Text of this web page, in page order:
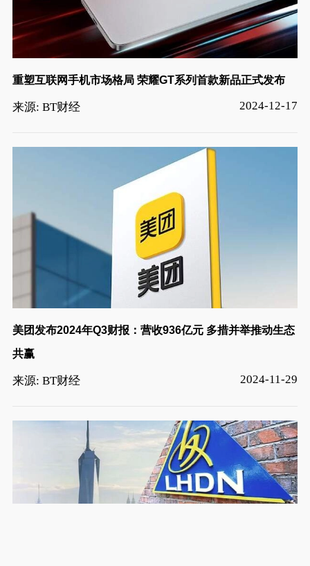
重塑互联网手机市场格局 荣耀GT系列首款新品正式发布
来源: BT财经 2024-12-17
美团发布2024年Q3财报：营收936亿元 多措并举推动生态
共赢
来源: BT财经 2024-11-29